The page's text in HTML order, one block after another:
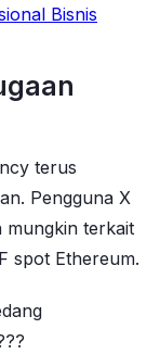
Bisnis
terus
Pengguna X
mungkin terkait
spot Ethereum.